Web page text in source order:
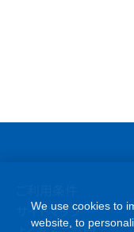
サイトマップ
We use cookies to
website, to